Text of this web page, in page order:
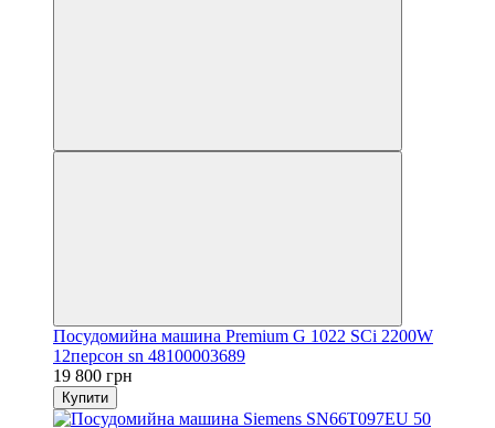
Посудомийна машина Premium G 1022 SCi 2200W
12персон sn 48100003689
19 800 грн
Купити